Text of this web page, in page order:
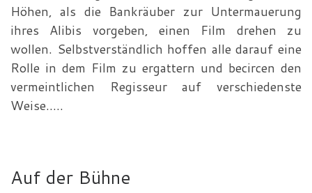
Höhen, als die Bankräuber zur Untermauerung
ihres Alibis vorgeben, einen Film drehen zu
wollen. Selbstverständlich hoffen alle darauf eine
Rolle in dem Film zu ergattern und becircen den
vermeintlichen Regisseur auf verschiedenste
Weise.....
Auf der Bühne